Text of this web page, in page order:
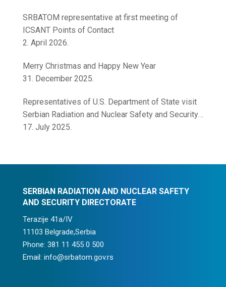
SRBATOM representative at first meeting of
ICSANT Points of Contact
2. April 2026.
Merry Christmas and Happy New Year
31. December 2025.
Representatives of U.S. Department of State visit
Serbian Radiation and Nuclear Safety and Security
Directorate
17. July 2025.
SERBIAN RADIATION AND NUCLEAR SAFETY
AND SECURITY DIRECTORATE
Terazije 41a/IV
11103 Belgrade,Serbia
Phone: 381 11 455 0 500
Email: info@srbatom.gov.rs